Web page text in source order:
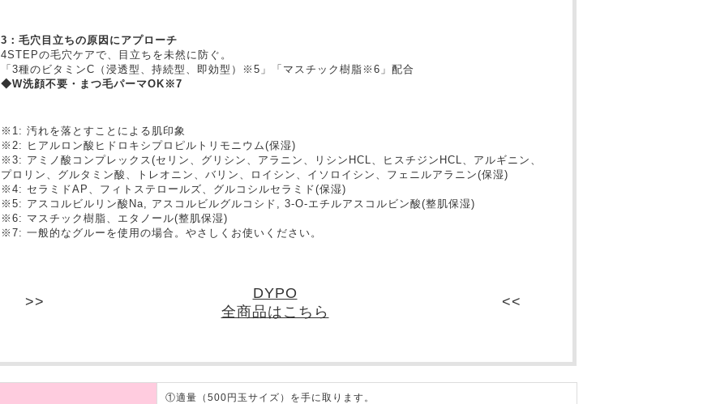
3：毛穴目立ちの原因にアプローチ
4STEPの毛穴ケアで、目立ちを未然に防ぐ。
「3種のビタミンC（浸透型、持続型、即効型）※5」「マスチック樹脂※6」配合
◆W洗顔不要・まつ毛パーマOK※7
※1: 汚れを落とすことによる肌印象
※2: ヒアルロン酸ヒドロキシプロピルトリモニウム(保湿)
※3: アミノ酸コンプレックス(セリン、グリシン、アラニン、リシンHCL、ヒスチジンHCL、アルギニン、
プロリン、グルタミン酸、トレオニン、バリン、ロイシン、イソロイシン、フェニルアラニン(保湿)
※4: セラミドAP、フィトステロールズ、グルコシルセラミド(保湿)
※5: アスコルビルリン酸Na, アスコルビルグルコシド, 3-O-エチルアスコルビン酸(整肌保湿)
※6: マスチック樹脂、エタノール(整肌保湿)
※7: 一般的なグルーを使用の場合。やさしくお使いください。
DYPO
全商品はこちら
①適量（500円玉サイズ）を手に取ります。